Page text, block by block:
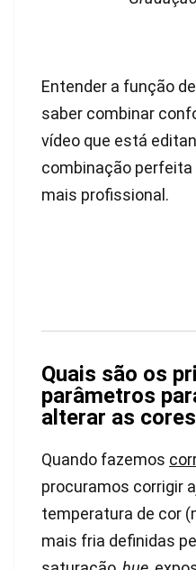
Entender a função
saber combinar
vídeo que está
combinação
mais profissional.
Quais são os
parâmetros
alterar as
Quando fazemos
procuramos corrigir
temperatura de cor
mais fria definidas